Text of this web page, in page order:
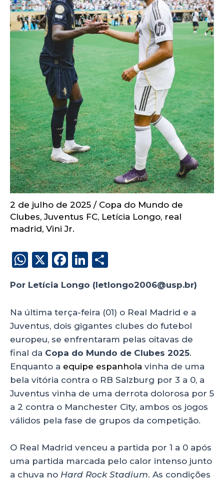
2 de julho de 2025 / Copa do Mundo de
Clubes,Juventus FC, Letícia Longo, real
madrid, Vini Jr.
W
a
ts
A
p
p
X
F
c
e
b
o
o
k
Li
k
e
dI
n
a
re
Por Letícia Longo (letlongo2006@usp.br)
Na última terça-feira (01) o Real Madrid e a
Juventus, dois gigantes clubes do futebol
europeu, se enfrentaram pelas oitavas de
final da Copa do Mundo de Clubes 2025.
Enquanto a equipe espanhola vinha de uma
bela vitória contra o RB Salzburg por 3 a 0, a
Juventus vinha de uma derrota dolorosa por 5
a 2 contra o Manchester City, ambos os jogos
válidos pela fase de grupos da competição.
O Real Madrid venceu a partida por 1 a 0 após
uma partida marcada pelo calor intenso junto
a chuva no Hard Rock Stadium. As condições